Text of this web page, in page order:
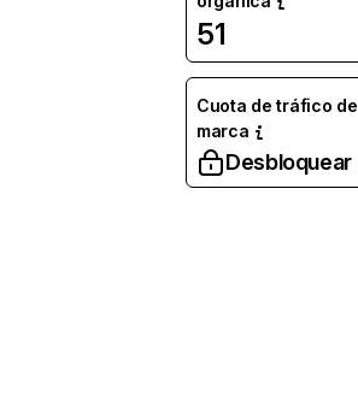
51
Cuota de tráfico de
marca
Desbloquear